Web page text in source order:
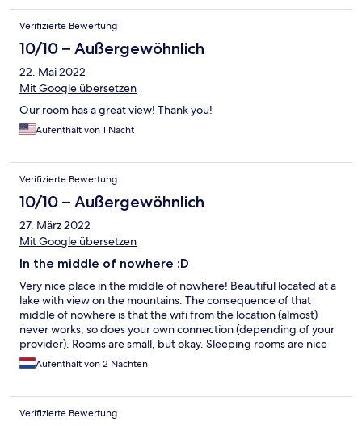
Verifizierte Bewertung
10/10 – Außergewöhnlich
22. Mai 2022
Mit Google übersetzen
Our room has a great view! Thank you!
Aufenthalt von 1 Nacht
Verifizierte Bewertung
10/10 – Außergewöhnlich
27. März 2022
Mit Google übersetzen
In the middle of nowhere :D
Very nice place in the middle of nowhere! Beautiful located at a
lake with view on the mountains. The consequence of that
middle of nowhere is that the wifi from the location (almost)
never works, so does your own connection (depending of your
provider). Rooms are small, but okay. Sleeping rooms are nice
heated, but if needed they provide additional bed sheets. The
rest of the building is pretty cold so take a sweater. Great, kind
the lake and mountains. Really recommended to come to a
good rest, and of course for a hike to the mountains.
Aufenthalt von 2 Nächten
Verifizierte Bewertung